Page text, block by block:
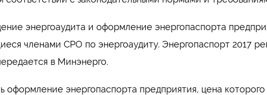
энергоаудита и оформление энергопаспорта
членами СРО по энергоаудиту. Энергопаспорт 2017
в Минэнерго.
оформление энергопаспорта предприятия, цена